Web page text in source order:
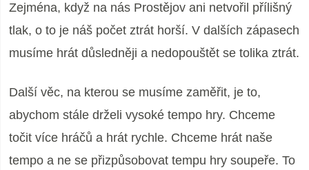
Zejména, když na nás Prostějov ani netvořil přílišný
tlak, o to je náš počet ztrát horší. V dalších zápasech
musíme hrát důsledněji a nedopouštět se tolika ztrát.
Další věc, na kterou se musíme zaměřit, je to,
abychom stále drželi vysoké tempo hry. Chceme
točit více hráčů a hrát rychle. Chceme hrát naše
tempo a ne se přizpůsobovat tempu hry soupeře. To